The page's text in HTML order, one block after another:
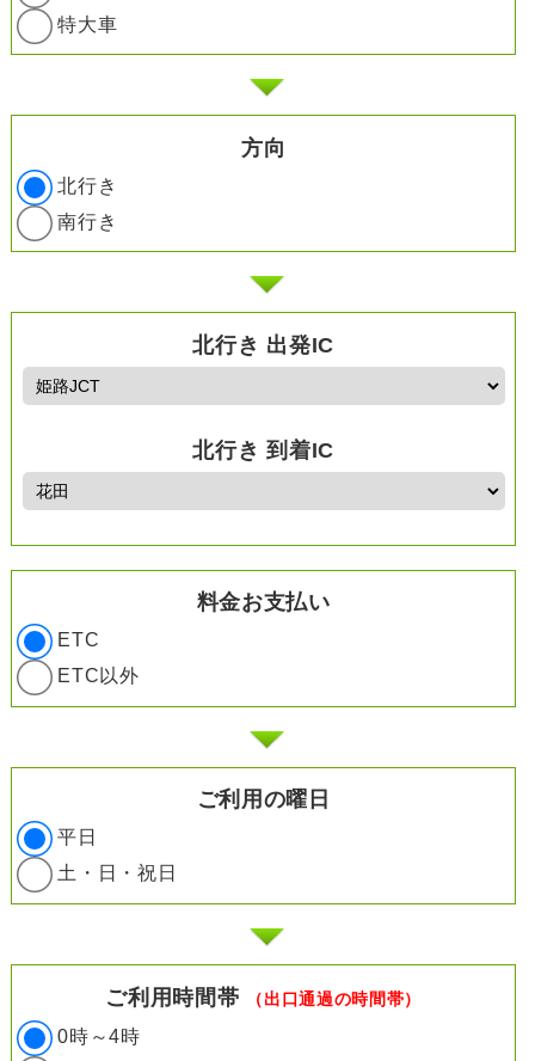
特大車
方向
北行き
南行き
北行き 出発IC
北行き 到着IC
料金お支払い
ETC
ETC以外
ご利用の曜日
平日
土・日・祝日
ご利用時間帯 （出口通過の時間帯）
0時～4時